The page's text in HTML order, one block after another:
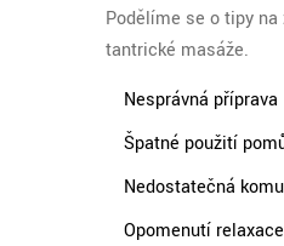
Podělíme se o tipy
tantrické masáže.
Nesprávná příprava
Špatné použití
Nedostatečná
Opomenutí